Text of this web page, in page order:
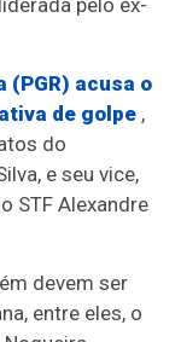
pelo ex-
(PGR) acusa o
de golpe ,
do
e seu vice,
STF Alexandre
devem ser
entre eles, o